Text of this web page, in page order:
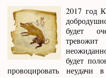
2017 год
будет
будет
провоцировать